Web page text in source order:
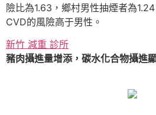
險比為1.63，鄉村男性抽煙者為
CVD的風險高于男性。
新竹 減重 診所
豬肉攝進量增添，碳水化合物攝進